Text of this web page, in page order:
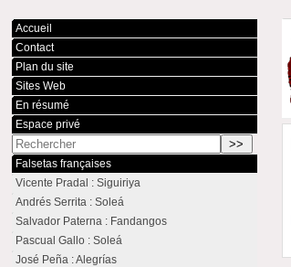
Accueil
Contact
Plan du site
Sites Web
En résumé
Espace privé
Falsetas françaises
Vicente Pradal : Siguiriya
Andrés Serrita : Soleá
Salvador Paterna : Fandangos
Pascual Gallo : Soleá
José Peña : Alegrías